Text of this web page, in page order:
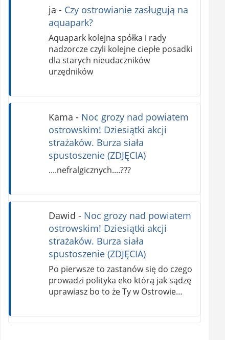
ja - Czy ostrowianie zasługują na
aquapark?
Aquapark kolejna spółka i rady
nadzorcze czyli kolejne ciepłe posadki
dla starych nieudaczników
urzędników
Kama - Noc grozy nad powiatem
ostrowskim! Dziesiątki akcji
strażaków. Burza siała
spustoszenie (ZDJĘCIA)
....nefralgicznych....???
Dawid - Noc grozy nad powiatem
ostrowskim! Dziesiątki akcji
strażaków. Burza siała
spustoszenie (ZDJĘCIA)
Po pierwsze to zastanów się do czego
prowadzi polityka eko którą jak sądzę
uprawiasz bo to że Ty w Ostrowie…